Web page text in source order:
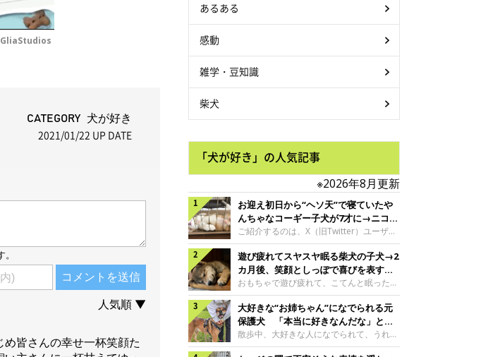
GliaStudios
CATEGORY 犬が好き
2021/01/22 UP DATE
あるある
感動
雑学・豆知識
柴犬
「犬が好き」の人気記事
※2026年8月更新
お迎え初日から“ヘソ天”で寝ていたや
んちゃなコーギー子犬が7才に→ニコニ
コ“コーギースマイル”が魅力のコに成
長！
ご紹介するのは、X（旧Twitter）ユーザー
＠Kus1oKg2vsgdWS2さんの愛犬でウェル
シュ・コーギー・ペンブロークの神楽ちゃ
ん。今年の8月で7才になるという神楽ちゃ
んですが、いったいどんな子犬時代を過ご
したのでしょうか。今回は、神楽ちゃんの
成長を飼い主さんと振り返ります！神楽ち
ゃんの成長について聞いた！お迎えから数
日後の神楽ちゃん（撮影時生後2カ月）＠
Kus1oKg2vsgdWS2――お迎え当初の神楽
遊び疲れてスヤスヤ眠る柴犬の子犬→2
カ月後、笑顔としっぽで喜びを表すコ
に成長！
おもちゃで遊び疲れて、こてんと眠った子
犬。あれから2カ月、表情や行動にさまざ
まな変化が見られるようになりました。遊
び疲れて眠る生後2カ月のなっちゃん遊び
疲れた様子のなっちゃん。@Pkndg_紹介
するのは、X（旧Twitter）ユーザー
大好きな“お姉ちゃん”になでられる元
保護犬 「本当に好きなんだな」と感
じる表情にほっこり
散歩中、大好きな人になでられて、うれし
そうな表情を見せる元保護犬。甘えるよう